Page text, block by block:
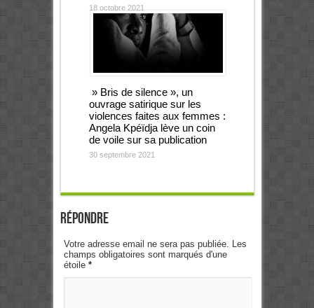
18 octobre 2021
» Bris de silence », un
ouvrage satirique sur les
violences faites aux femmes :
Angela Kpéïdja lève un coin
de voile sur sa publication
30 septembre 2021
Répondre
Votre adresse email ne sera pas publiée. Les
champs obligatoires sont marqués d'une
étoile *